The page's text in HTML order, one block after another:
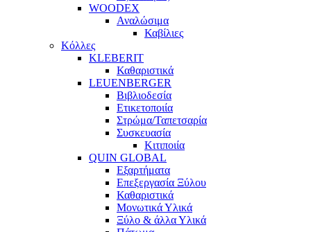
WOODEX
Αναλώσιμα
Καβίλιες
Κόλλες
KLEBERIT
Καθαριστικά
LEUENBERGER
Βιβλιοδεσία
Ετικετοποιία
Στρώμα/Ταπετσαρία
Συσκευασία
Κιτιποιία
QUIN GLOBAL
Εξαρτήματα
Επεξεργασία Ξύλου
Καθαριστικά
Μονωτικά Υλικά
Ξύλο & άλλα Υλικά